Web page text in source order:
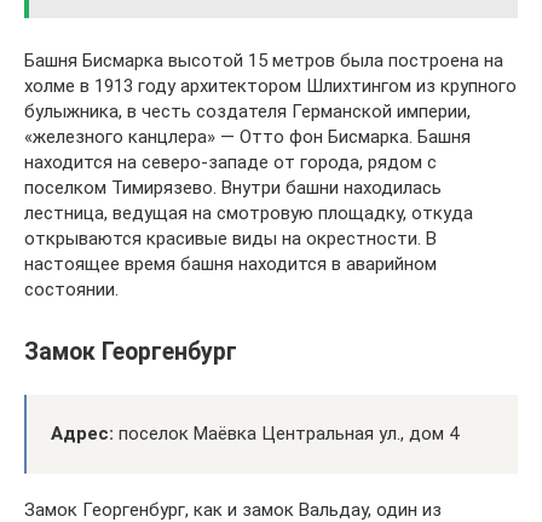
Башня Бисмарка высотой 15 метров была построена на
холме в 1913 году архитектором Шлихтингом из крупного
булыжника, в честь создателя Германской империи,
«железного канцлера» — Отто фон Бисмарка. Башня
находится на северо-западе от города, рядом с
поселком Тимирязево. Внутри башни находилась
лестница, ведущая на смотровую площадку, откуда
открываются красивые виды на окрестности. В
настоящее время башня находится в аварийном
состоянии.
Замок Георгенбург
Адрес: поселок Маёвка Центральная ул., дом 4
Замок Георгенбург, как и замок Вальдау, один из